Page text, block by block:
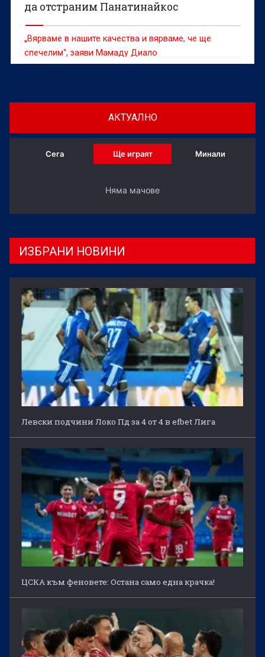
да отстраним Панатинайкос
„Вярваме в нашите качества и вярваме, че ще
спечелим“, заяви Мамаду Диало
АКТУАЛНО
Сега Ще играят Минали
Няма мачове
ИЗБРАНИ НОВИНИ
Левски подчини Локо Пд за 4 от 4 в efbet Лига
ЦСКА към феновете: Остана само една крачка!